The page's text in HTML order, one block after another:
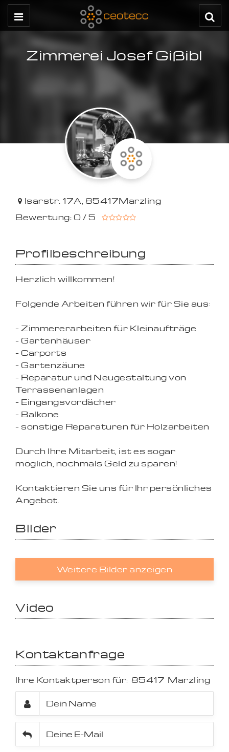
Zimmerei Josef Gißibl
Isarstr. 17A, 85417Marzling
Bewertung: 0 / 5
Profilbeschreibung
Herzlich willkommen!
Folgende Arbeiten führen wir für Sie aus:
- Zimmererarbeiten für Kleinaufträge
- Gartenhäuser
- Carports
- Gartenzäune
- Reparatur und Neugestaltung von
Terrassenanlagen
- Eingangsvordächer
- Balkone
- sonstige Reparaturen für Holzarbeiten
Durch Ihre Mitarbeit, ist es sogar
möglich, nochmals Geld zu sparen!
Kontaktieren Sie uns für Ihr persönliches
Angebot.
Bilder
Weitere Bilder anzeigen
Video
Kontaktanfrage
Ihre Kontaktperson für: 85417 Marzling